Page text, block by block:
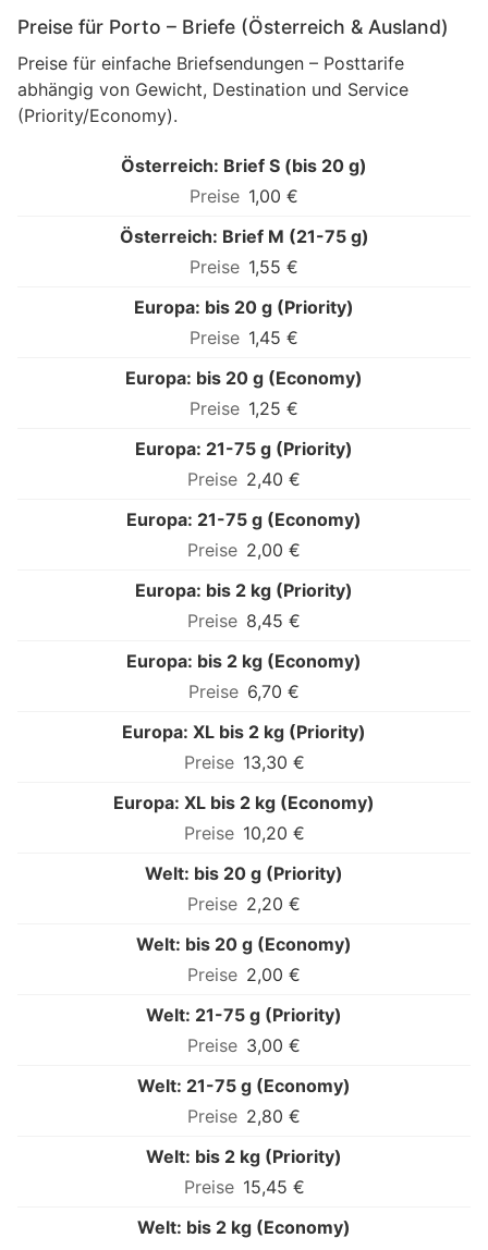
Preise für Porto – Briefe (Österreich & Ausland)
Preise für einfache Briefsendungen – Posttarife
abhängig von Gewicht, Destination und Service
(Priority/Economy).
Österreich: Brief S (bis 20 g)
1,00 €
Österreich: Brief M (21-75 g)
1,55 €
Europa: bis 20 g (Priority)
1,45 €
Europa: bis 20 g (Economy)
1,25 €
Europa: 21-75 g (Priority)
2,40 €
Europa: 21-75 g (Economy)
2,00 €
Europa: bis 2 kg (Priority)
8,45 €
Europa: bis 2 kg (Economy)
6,70 €
Europa: XL bis 2 kg (Priority)
13,30 €
Europa: XL bis 2 kg (Economy)
10,20 €
Welt: bis 20 g (Priority)
2,20 €
Welt: bis 20 g (Economy)
2,00 €
Welt: 21-75 g (Priority)
3,00 €
Welt: 21-75 g (Economy)
2,80 €
Welt: bis 2 kg (Priority)
15,45 €
Welt: bis 2 kg (Economy)